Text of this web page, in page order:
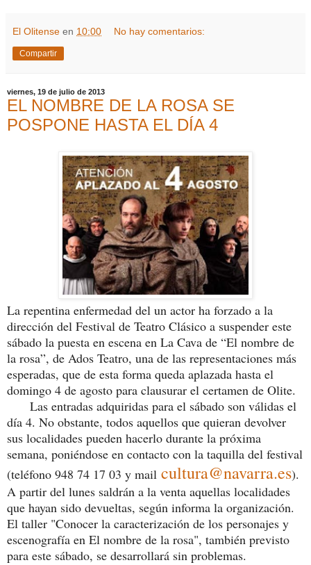
El Olitense en 10:00 No hay comentarios:
Compartir
viernes, 19 de julio de 2013
EL NOMBRE DE LA ROSA SE
POSPONE HASTA EL DÍA 4
La repentina enfermedad del un actor ha forzado a la
dirección del Festival de Teatro Clásico a suspender este
sábado la puesta en escena en La Cava de “El nombre de
la rosa”, de Ados Teatro, una de las representaciones más
esperadas, que de esta forma queda aplazada hasta el
domingo 4 de agosto para clausurar el certamen de Olite.
Las entradas adquiridas para el sábado son válidas el
día 4. No obstante, todos aquellos que quieran devolver
sus localidades pueden hacerlo durante la próxima
semana, poniéndose en contacto con la taquilla del festival
(teléfono 948 74 17 03 y mail cultura@navarra.es).
A partir del lunes saldrán a la venta aquellas localidades
que hayan sido devueltas, según informa la organización.
El taller "Conocer la caracterización de los personajes y
escenografía en El nombre de la rosa", también previsto
para este sábado, se desarrollará sin problemas.